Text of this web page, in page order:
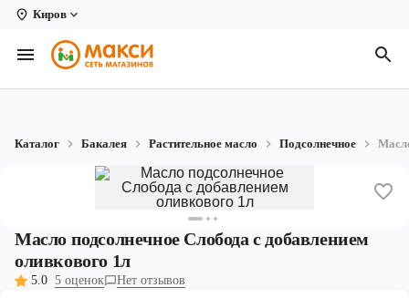
Киров
Вологда
Архангельск
Коряжма
Котлас
Каталог Бакалея Растительное масло Подсолнечное
Масло подсолнечное Слобода с добавлением
оливкового 1л
5.0 5 оценок Нет отзывов